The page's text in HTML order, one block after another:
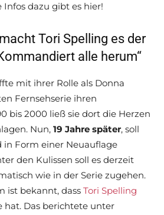
Infos dazu gibt es hier!
Tori Spelling es der
alle herum“
mit ihrer Rolle als Donna
Fernsehserie ihren
bis 2000 ließ sie dort die Herzen
Nun, 19 Jahre später, soll
in Form einer Neuauflage
den Kulissen soll es derzeit
wie in der Serie zugehen.
ist bekannt, dass Tori Spelling
hat. Das berichtete unter